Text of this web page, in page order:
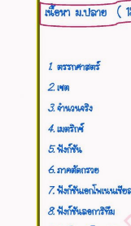
คณิตศาสตร์
ภาษาต่างประเทศ
หลักสูตรเรียนเดี่ยว
ติดต่อสถาบัน